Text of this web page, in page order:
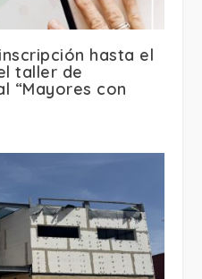
hasta el
taller de
“Mayores con